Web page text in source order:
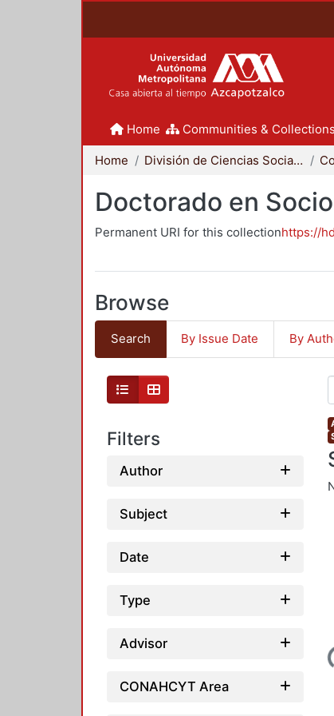
Home Communities & Collections
Home División de Ciencias Sociales y Humanidades
Doctorado en
Permanent URI for this collectionhttps://
Browse
Search By Issue Date By
Filters
Author
Subject
Date
Type
Advisor
CONAHCYT Area